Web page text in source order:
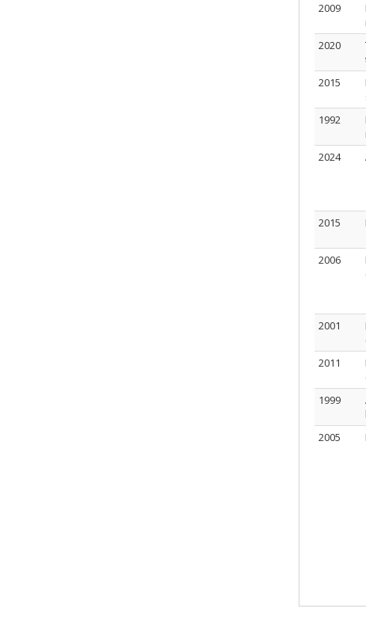
2009
2020
2015
1992
2024
2015
2006
2001
2011
1999
2005